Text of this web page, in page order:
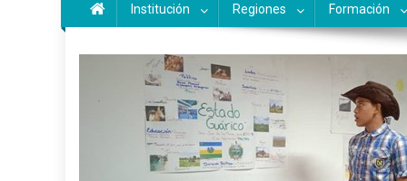
Institución Regiones Formación